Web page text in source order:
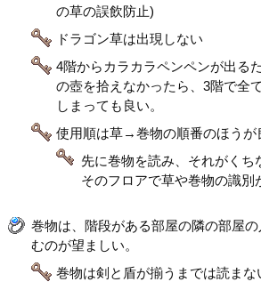
の草の誤飲防止)
ドラゴン草は出現しない
4階からカラカラペンペンが出る
の壺を拾えなかったら、3階で全
しまっても良い。
使用順は草→巻物の順番のほうが
先に巻物を読み、それがくち
そのフロアで草や巻物の識別
巻物は、階段がある部屋の隣の部屋
むのが望ましい。
巻物は剣と盾が揃うまでは読ま